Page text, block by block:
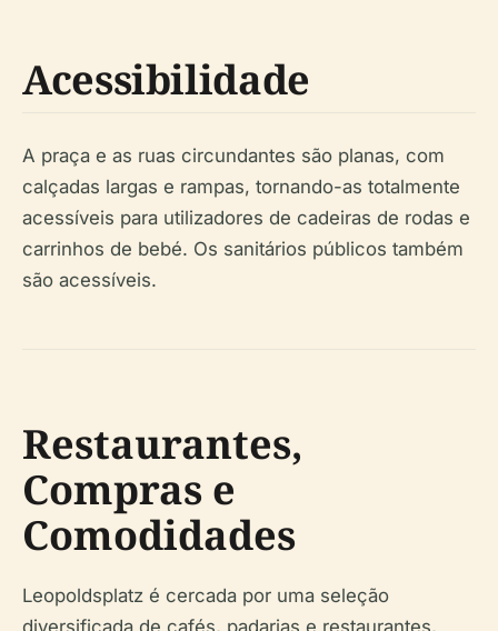
Acessibilidade
A praça e as ruas circundantes são planas, com
calçadas largas e rampas, tornando-as totalmente
acessíveis para utilizadores de cadeiras de rodas e
carrinhos de bebé. Os sanitários públicos também
são acessíveis.
Restaurantes,
Compras e
Comodidades
Leopoldsplatz é cercada por uma seleção